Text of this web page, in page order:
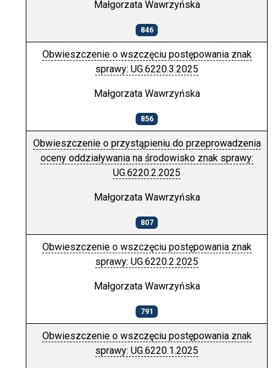
Małgorzata Wawrzyńska
846
Obwieszczenie o wszczęciu postępowania znak
sprawy: UG.6220.3.2025
Małgorzata Wawrzyńska
856
Obwieszczenie o przystąpieniu do przeprowadzenia
oceny oddziaływania na środowisko znak sprawy:
UG.6220.2.2025
Małgorzata Wawrzyńska
807
Obwieszczenie o wszczęciu postępowania znak
sprawy: UG.6220.2.2025
Małgorzata Wawrzyńska
791
Obwieszczenie o wszczęciu postępowania znak
sprawy: UG.6220.1.2025